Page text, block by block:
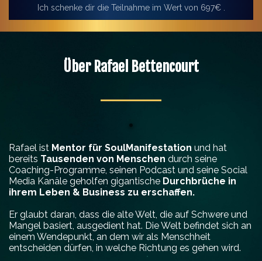
Ich schenke dir die Teilnahme im Wert von 697€ .
Über Rafael Bettencourt
Rafael ist Mentor für SoulManifestation und hat
bereits Tausenden von Menschen durch seine
Coaching-Programme, seinen Podcast und seine Social
Media Kanäle geholfen gigantische Durchbrüche in
ihrem Leben & Business zu erschaffen.
Er glaubt daran, dass die alte Welt, die auf Schwere und
Mangel basiert, ausgedient hat. Die Welt befindet sich an
einem Wendepunkt, an dem wir als Menschheit
entscheiden dürfen, in welche Richtung es gehen wird.